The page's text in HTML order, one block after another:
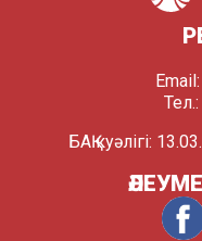
Email:
БАҚ куәлігі: